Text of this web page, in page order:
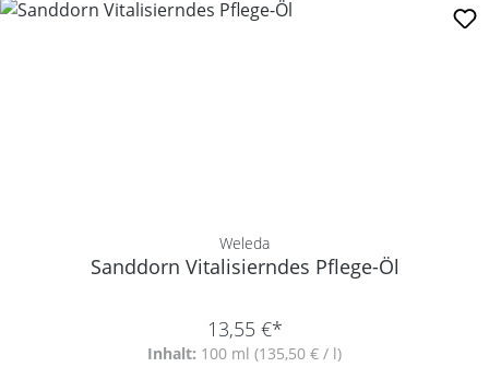
Weleda
Sanddorn Vitalisierndes Pflege-Öl
13,55 €*
Inhalt: 100 ml (135,50 € / l)